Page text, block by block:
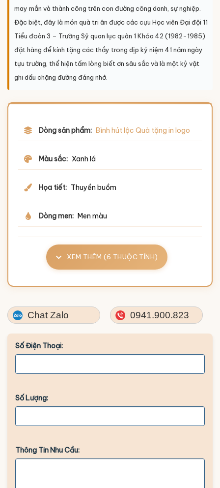
may mắn và thành công trên con đường công danh, sự nghiệp.
Đặc biệt, đây là món quà tri ân được các cựu Học viên Đại đội 11
Tiểu đoàn 3 – Trường Sỹ quan lục quân 1 Khóa 42 (1982-1985)
đặt hàng để kính tặng các thầy trong dịp kỷ niệm 41 năm ngày
tựu trường, thể hiện tấm lòng biết ơn sâu sắc và là một kỷ vật
ghi dấu chặng đường đáng nhớ.
Dòng sản phẩm: Bình hút lộc Quà tặng in logo
Màu sắc: Xanh lá
Họa tiết: Thuyền buồm
Dòng men: Men màu
XEM THÊM (6 THUỘC TÍNH)
Chat Zalo 0941.900.823
Số Điện Thoại:
Số Lượng:
Thông Tin Nhu Cầu: